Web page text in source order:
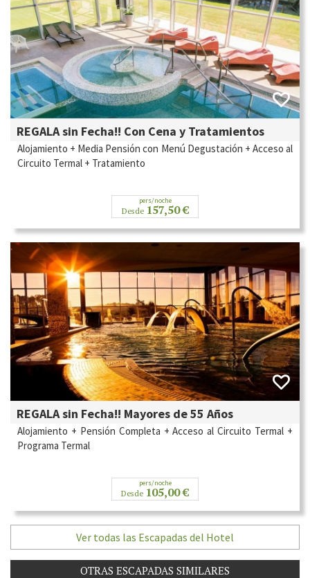
REGALA sin Fecha!! Con Cena y Tratamientos
Alojamiento + Media Pensión con Menú Degustación + Acceso al
Circuito Termal + Tratamiento
pers/noche
Desde 157,50 €
REGALA sin Fecha!! Mayores de 55 Años
Alojamiento + Pensión Completa + Acceso al Circuito Termal +
Programa Termal
pers/noche
Desde 105,00 €
Ver todas las Escapadas del Hotel
OTRAS ESCAPADAS SIMILARES